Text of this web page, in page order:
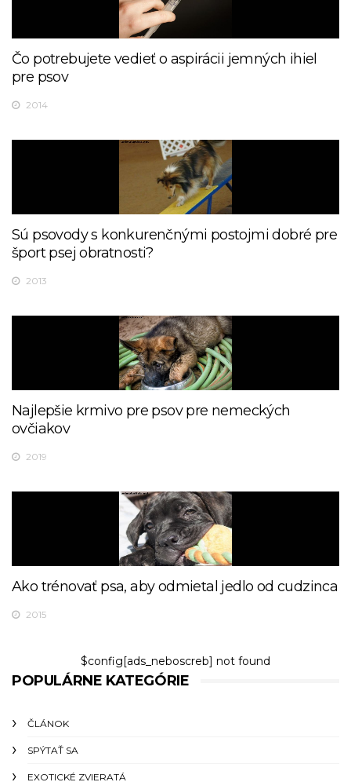
Čo potrebujete vedieť o aspirácii jemných ihiel
pre psov
2014
Sú psovody s konkurenčnými postojmi dobré pre
šport psej obratnosti?
2013
Najlepšie krmivo pre psov pre nemeckých
ovčiakov
2019
Ako trénovať psa, aby odmietal jedlo od cudzinca
2015
$config[ads_neboscreb] not found
POPULÁRNE KATEGÓRIE
ČLÁNOK
SPÝTAŤ SA
EXOTICKÉ ZVIERATÁ